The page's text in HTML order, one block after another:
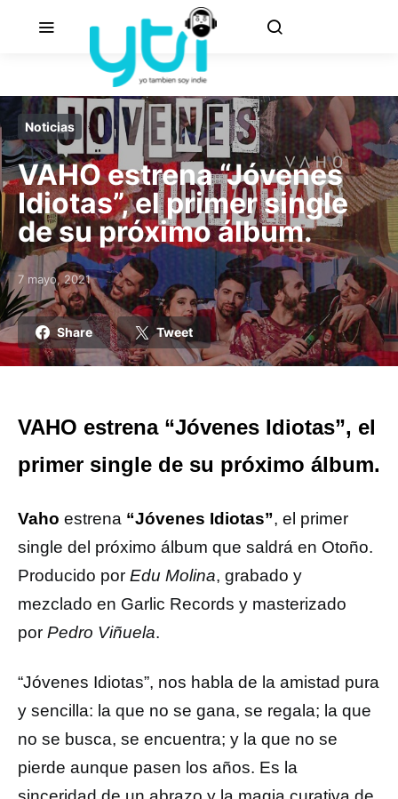
Noticias
VAHO estrena “Jóvenes
Idiotas”, el primer single
de su próximo álbum.
Posted on
7 mayo, 2021
Share Tweet
VAHO estrena “Jóvenes Idiotas”, el
primer single de su próximo álbum.
Vaho estrena “Jóvenes Idiotas”, el primer
single del próximo álbum que saldrá en Otoño.
Producido por Edu Molina, grabado y
mezclado en Garlic Records y masterizado
por Pedro Viñuela.
“Jóvenes Idiotas”, nos habla de la amistad pura
y sencilla: la que no se gana, se regala; la que
no se busca, se encuentra; y la que no se
pierde aunque pasen los años. Es la